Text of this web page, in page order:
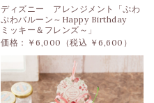
ディズニー アレンジメント「ぷわ
ぷわバルーン～Happy Birthday
ミッキー＆フレンズ～」
価格：￥6,000（税込 ￥6,600）